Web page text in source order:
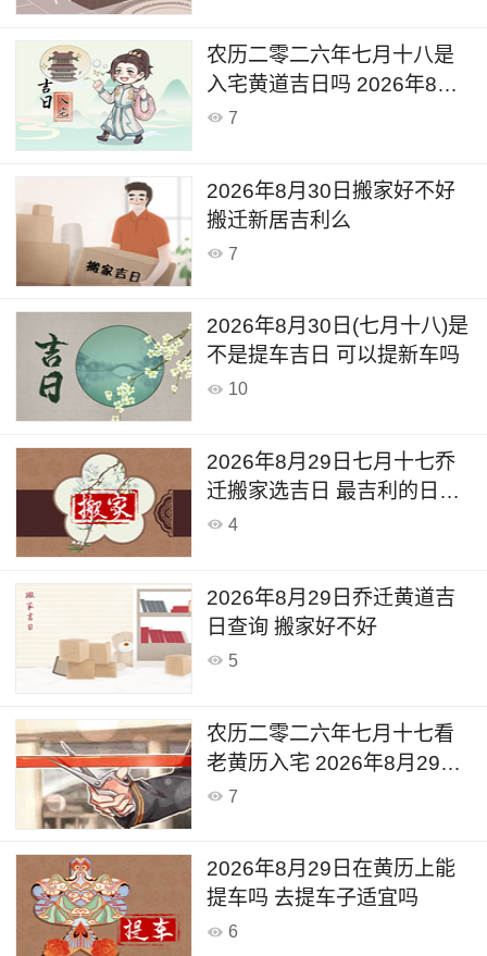
农历二零二六年七月十八是
入宅黄道吉日吗 2026年8月
30日可以入宅搬入新家吗
7
2026年8月30日搬家好不好
搬迁新居吉利么
7
2026年8月30日(七月十八)是
不是提车吉日 可以提新车吗
10
2026年8月29日七月十七乔
迁搬家选吉日 最吉利的日子
乔迁
4
2026年8月29日乔迁黄道吉
日查询 搬家好不好
5
农历二零二六年七月十七看
老黄历入宅 2026年8月29日
今天入宅好吗
7
2026年8月29日在黄历上能
提车吗 去提车子适宜吗
6